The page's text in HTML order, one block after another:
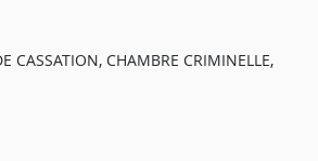
CASSATION, CHAMBRE CRIMINELLE,